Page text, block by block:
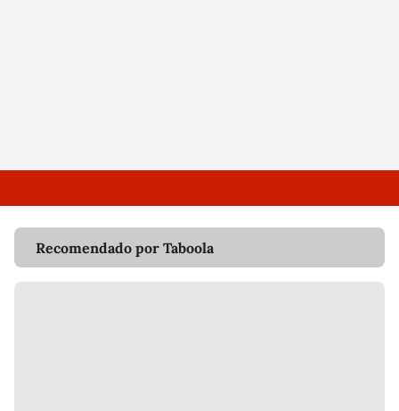
Recomendado por Taboola